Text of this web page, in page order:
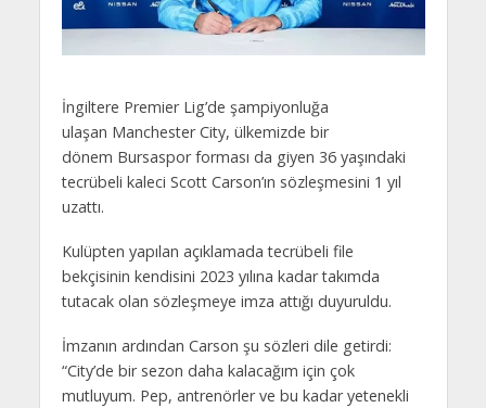
İngiltere Premier Lig’de şampiyonluğa
ulaşan Manchester City, ülkemizde bir
dönem Bursaspor forması da giyen 36 yaşındaki
tecrübeli kaleci Scott Carson’ın sözleşmesini 1 yıl
uzattı.
Kulüpten yapılan açıklamada tecrübeli file
bekçisinin kendisini 2023 yılına kadar takımda
tutacak olan sözleşmeye imza attığı duyuruldu.
İmzanın ardından Carson şu sözleri dile getirdi:
“City’de bir sezon daha kalacağım için çok
mutluyum. Pep, antrenörler ve bu kadar yetenekli